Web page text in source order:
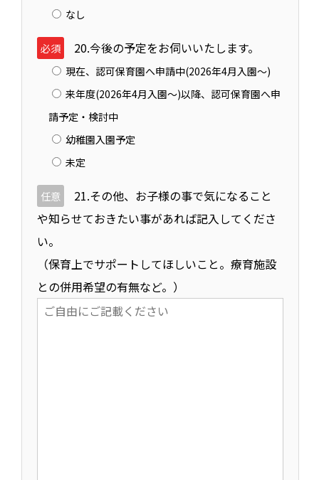
なし
必須 20.今後の予定をお伺いいたします。
現在、認可保育園へ申請中(2026年4月入園～)
来年度(2026年4月入園～)以降、認可保育園へ申
請予定・検討中
幼稚園入園予定
未定
任意
21.その他、お子様の事で気になること
や知らせておきたい事があれば記入してくださ
い。
（保育上でサポートしてほしいこと。療育施設
との併用希望の有無など。）